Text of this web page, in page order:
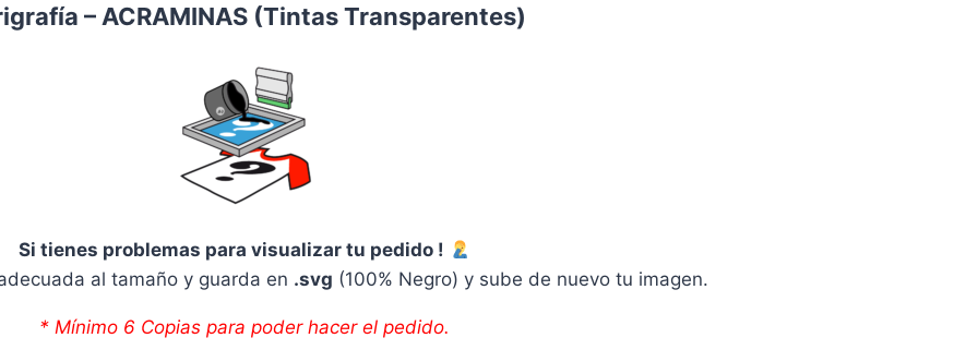
– ACRAMINAS (Tintas Transparentes)
Si tienes problemas para visualizar tu pedido !
al tamaño y guarda en .svg (100% Negro) y sube de nuevo tu imagen.
* Mínimo 6 Copias para poder hacer el pedido.